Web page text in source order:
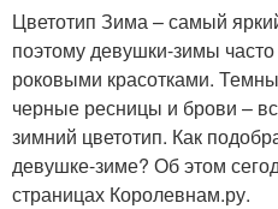
Цветотип Зима – самый
поэтому девушки-зимы
роковыми красотками.
черные ресницы и брови –
зимний цветотип. Как
девушке-зиме? Об этом
страницах Королевнам.ру.